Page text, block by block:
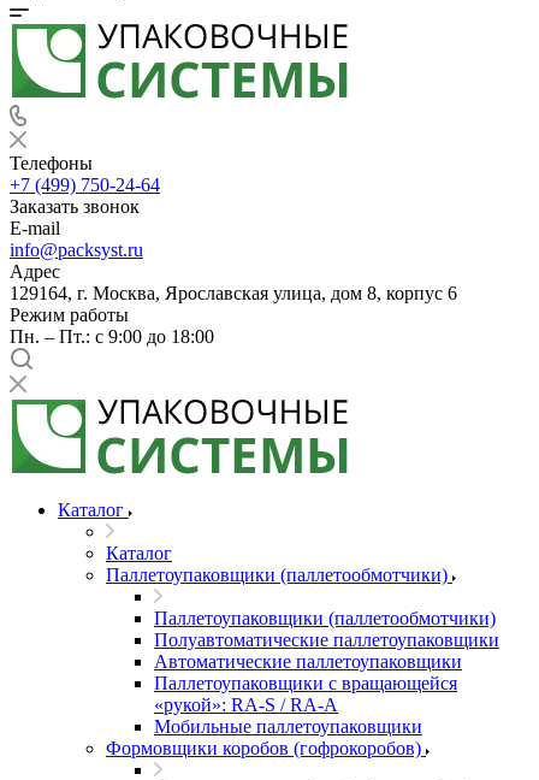
Телефоны
+7 (499) 750-24-64
Заказать звонок
E-mail
info@packsyst.ru
Адрес
129164, г. Москва, Ярославская улица, дом 8, корпус 6
Режим работы
Пн. – Пт.: с 9:00 до 18:00
Каталог
Каталог
Паллетоупаковщики (паллетообмотчики)
Паллетоупаковщики (паллетообмотчики)
Полуавтоматические паллетоупаковщики
Автоматические паллетоупаковщики
Паллетоупаковщики с вращающейся
«рукой»: RA-S / RA-A
Мобильные паллетоупаковщики
Формовщики коробов (гофрокоробов)